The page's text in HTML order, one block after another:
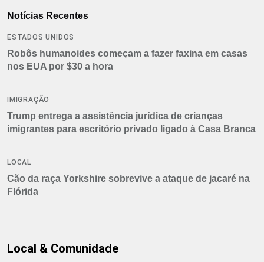
Notícias Recentes
ESTADOS UNIDOS
Robôs humanoides começam a fazer faxina em casas
nos EUA por $30 a hora
IMIGRAÇÃO
Trump entrega a assistência jurídica de crianças
imigrantes para escritório privado ligado à Casa Branca
LOCAL
Cão da raça Yorkshire sobrevive a ataque de jacaré na
Flórida
Local & Comunidade